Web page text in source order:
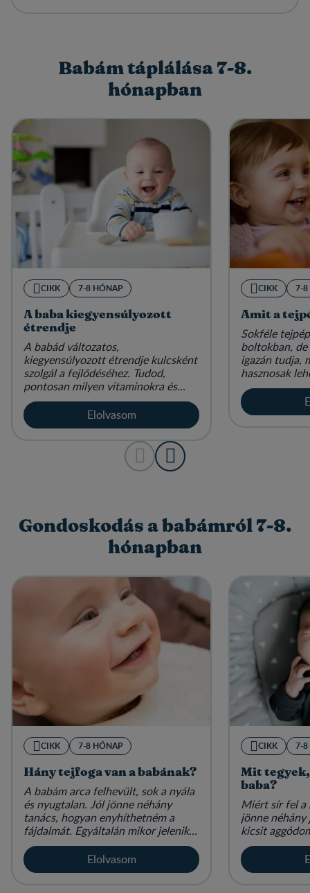
Babám táplálása 7-8.
hónapban
CIKK 7-8 HÓNAP
A baba kiegyensúlyozott
étrendje
A babád változatos,
kiegyensúlyozott étrendje kulcsként
szolgál a fejlődéséhez. Tudod,
pontosan milyen vitaminokra és
ásványi anyagokra van szüksége?
Elolvasom
CIKK 7-8
Amit a
Sokféle
boltokban,
igazán tudja,
hasznosak
Gondoskodás a babámról 7-8.
hónapban
CIKK 7-8 HÓNAP
Hány tejfoga van a babának?
A babám arca felhevült, sok a nyála
és nyugtalan. Jól jönne néhány
tanács, hogyan enyhíthetném a
fájdalmát. Egyáltalán mikor jelenik
meg az első tejfog?
Elolvasom
CIKK 7-8
Mit tegyek,
baba?
Miért sír fel a
jönne
kicsit